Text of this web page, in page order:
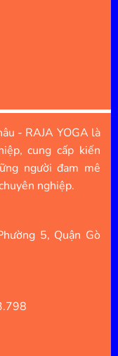
- RAJA YOGA là
cung cấp kiến
người đam mê
nghiệp.
5, Quận Gò